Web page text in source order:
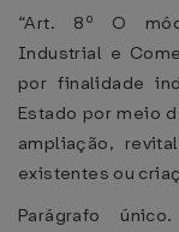
“Art. 8º O
Industrial e
por finalidade
Estado por meio
ampliação,
existentes ou
Parágrafo